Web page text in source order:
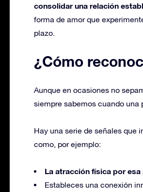
consolidar una relación
forma de amor que
plazo.
¿Cómo
Aunque en ocasiones no
siempre sabemos cuando una
Hay una serie de señales que
como, por ejemplo:
La atracción física por
Estableces una conexión